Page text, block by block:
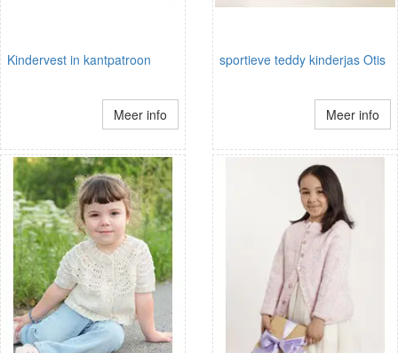
Kindervest in kantpatroon
Meer info
sportieve teddy kinderjas Otis
Meer info